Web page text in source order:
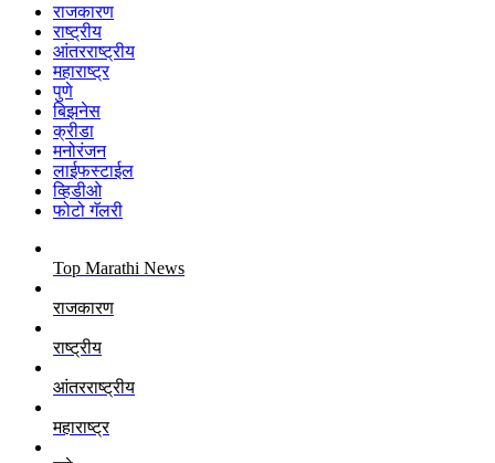
राजकारण
राष्ट्रीय
आंतरराष्ट्रीय
महाराष्ट्र
पुणे
बिझनेस
क्रीडा
मनोरंजन
लाईफस्टाईल
व्हिडीओ
फोटो गॅलरी
Top Marathi News
राजकारण
राष्ट्रीय
आंतरराष्ट्रीय
महाराष्ट्र